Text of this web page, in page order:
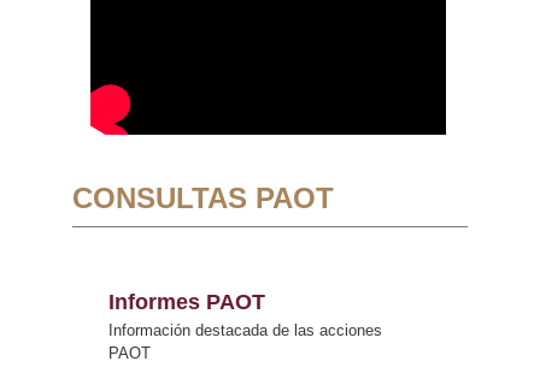
CONSULTAS PAOT
Informes PAOT
Información destacada de las acciones
PAOT